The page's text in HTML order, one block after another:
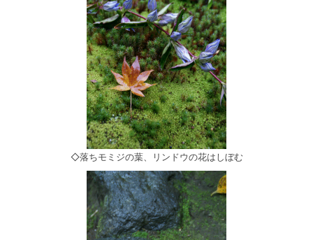
◇落ちモミジの葉、リンドウの花はしぼむ